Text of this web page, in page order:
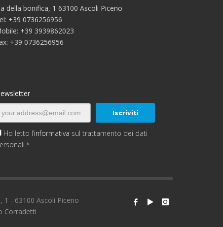
della bonifica, 1 63100 Ascoli Piceno
+39 0736256956
+39 3939862023
+39 0736256956
Ho letto l’informativa sul trattamento dei dati
1 - 63100 Ascoli Piceno
Corradetti